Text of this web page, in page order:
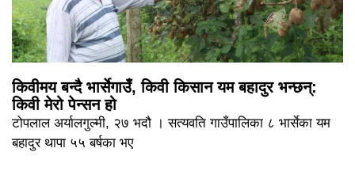
किवीमय बन्दै भार्सेगाउँ, किवी किसान यम बहादुर भन्छन्:
किवी मेरो पेन्सन हो
टोपलाल अर्यालगुल्मी, २७ भदौ । सत्यवति गाउँपालिका ८ भार्सेका यम
बहादुर थापा ५५ बर्षका भए